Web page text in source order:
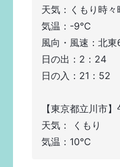
天気：くもり時々
気温：-9℃
風向・風速：北
日の出：2：24
日の入：21：52
【東京都立川市
天気： くもり
気温：10℃